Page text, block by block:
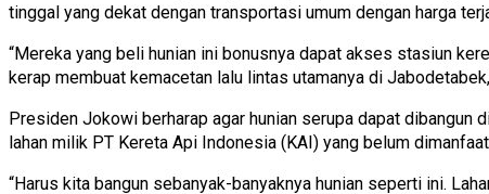
tinggal yang dekat dengan transportasi umum dengan harga
“Mereka yang beli hunian ini bonusnya dapat akses stasiun
kerap membuat kemacetan lalu lintas utamanya di
Presiden Jokowi berharap agar hunian serupa dapat dibangun
lahan milik PT Kereta Api Indonesia (KAI) yang belum
“Harus kita bangun sebanyak-banyaknya hunian seperti ini.